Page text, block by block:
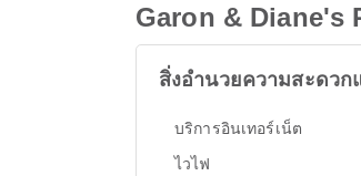
Garon & Diane's
สิ่งอำนวยความสะดวก
บริการอินเทอร์เน็ต
ไวไฟ